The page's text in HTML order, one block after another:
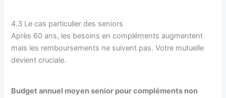
4.3 Le cas particulier des seniors
Après 60 ans, les besoins en compléments augmentent
mais les remboursements ne suivent pas. Votre mutuelle
devient cruciale.
Budget annuel moyen senior pour compléments non